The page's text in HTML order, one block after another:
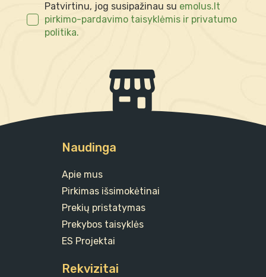
Patvirtinu, jog susipažinau su emolus.lt
pirkimo-pardavimo taisyklėmis ir privatumo
politika.
Naudinga
Apie mus
Pirkimas išsimokėtinai
Prekių pristatymas
Prekybos taisyklės
ES Projektai
Rekvizitai